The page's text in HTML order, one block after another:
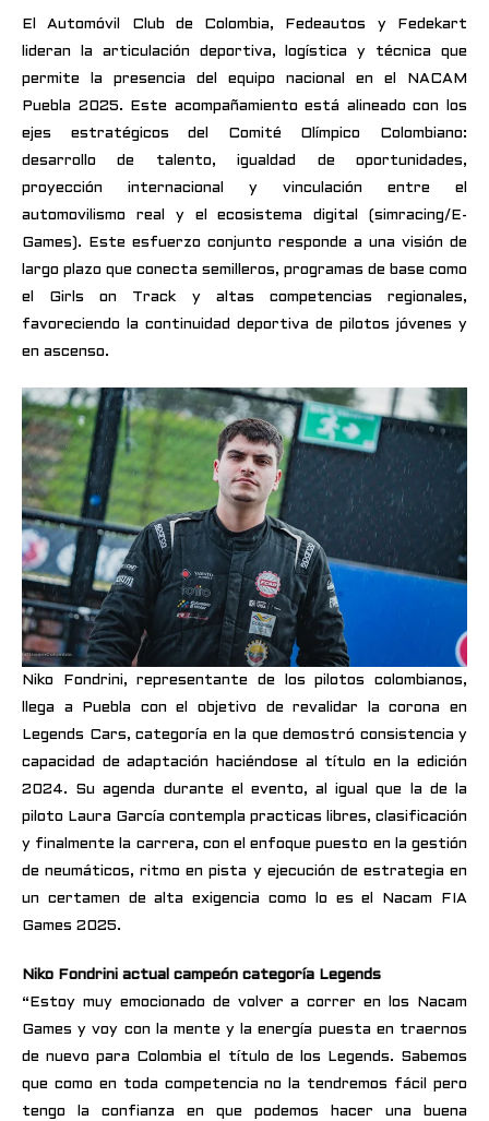
El Automóvil Club de Colombia, Fedeautos y Fedekart
lideran la articulación deportiva, logística y técnica que
permite la presencia del equipo nacional en el NACAM
Puebla 2025. Este acompañamiento está alineado con los
ejes estratégicos del Comité Olímpico Colombiano:
desarrollo de talento, igualdad de oportunidades,
proyección internacional y vinculación entre el
automovilismo real y el ecosistema digital (simracing/E-
Games). Este esfuerzo conjunto responde a una visión de
largo plazo que conecta semilleros, programas de base como
el Girls on Track y altas competencias regionales,
favoreciendo la continuidad deportiva de pilotos jóvenes y
en ascenso.
Niko Fondrini, representante de los pilotos colombianos,
llega a Puebla con el objetivo de revalidar la corona en
Legends Cars, categoría en la que demostró consistencia y
capacidad de adaptación haciéndose al título en la edición
2024. Su agenda durante el evento, al igual que la de la
piloto Laura García contempla practicas libres, clasificación
y finalmente la carrera, con el enfoque puesto en la gestión
de neumáticos, ritmo en pista y ejecución de estrategia en
un certamen de alta exigencia como lo es el Nacam FIA
Games 2025.
Niko Fondrini actual campeón categoría Legends
“Estoy muy emocionado de volver a correr en los Nacam
Games y voy con la mente y la energía puesta en traernos
de nuevo para Colombia el título de los Legends. Sabemos
que como en toda competencia no la tendremos fácil pero
tengo la confianza en que podemos hacer una buena